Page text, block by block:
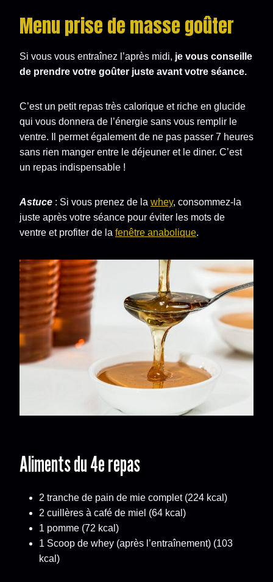
Menu prise de masse goûter
Si vous vous entraînez l’après midi, je vous conseille
de prendre votre goûter juste avant votre séance.
C’est un petit repas très calorique et riche en glucide
qui vous donnera de l’énergie sans vous remplir le
ventre. Il permet également de ne pas passer 7 heures
sans rien manger entre le déjeuner et le diner. C’est
un repas indispensable !
Astuce : Si vous prenez de la whey, consommez-la
juste après votre séance pour éviter les mots de
ventre et profiter de la fenêtre anabolique.
Aliments du 4e repas
2 tranche de pain de mie complet (224 kcal)
2 cuillères à café de miel (64 kcal)
1 pomme (72 kcal)
1 Scoop de whey (après l’entraînement) (103
kcal)